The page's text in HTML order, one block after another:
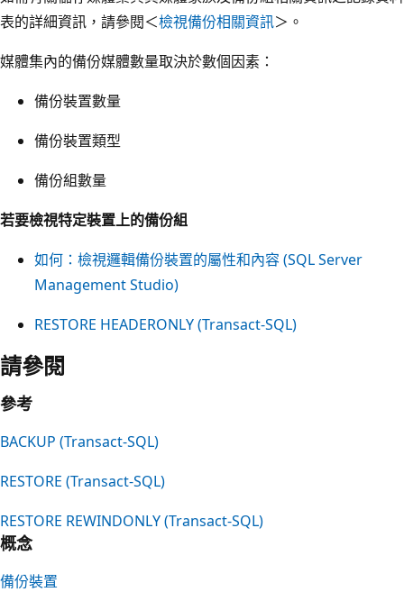
表的詳細資訊，請參閱＜檢視備份相關資訊＞。
媒體集內的備份媒體數量取決於數個因素：
備份裝置數量
備份裝置類型
備份組數量
若要檢視特定裝置上的備份組
如何：檢視邏輯備份裝置的屬性和內容 (SQL Server
Management Studio)
RESTORE HEADERONLY (Transact-SQL)
請參閱
參考
BACKUP (Transact-SQL)
RESTORE (Transact-SQL)
RESTORE REWINDONLY (Transact-SQL)
概念
備份裝置